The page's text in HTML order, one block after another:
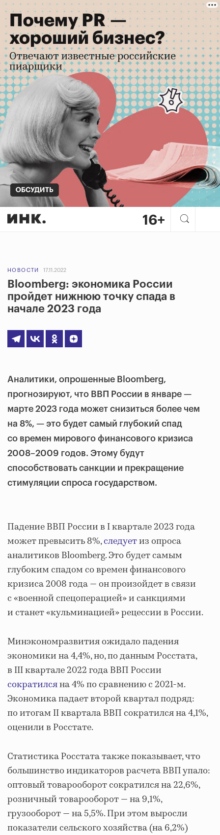
НОВОСТИ 17.11.2022
Bloomberg: экономика России
пройдет нижнюю точку спада в
начале 2023 года
Аналитики, опрошенные Bloomberg,
прогнозируют, что ВВП России в январе —
марте 2023 года может снизиться более чем
на 8%, — это будет самый глубокий спад
со времен мирового финансового кризиса
2008–2009 годов. Этому будут
способствовать санкции и прекращение
стимуляции спроса государством.
Падение ВВП России в I квартале 2023 года
может превысить 8%,следуетиз опроса
аналитиков Bloomberg. Это будет самым
глубоким спадом со времен финансового
кризиса 2008 года — он произойдет в связи
с «военной спецоперацией» и санкциями
и станет «кульминацией» рецессии в России.
Минэкономразвития ожидало падения
экономики на 4,4%, но, по данным Росстата,
в III квартале 2022 года ВВП России
сократилсяна 4% по сравнению с 2021-м.
Экономика падает второй квартал подряд:
по итогам II квартала ВВП сократился на 4,1%,
оценили в Росстате.
Статистика Росстата также показывает, что
большинство индикаторов расчета ВВП упало:
оптовый товарооборот сократился на 22,6%,
розничный товарооборот — на 9,1%,
грузооборот — на 5,5%. При этом выросли
показатели сельского хозяйства (на 6,2%)